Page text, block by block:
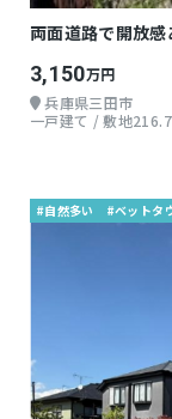
両面道路で開放
3,150万円
兵庫県三田市
一戸建て / 敷地
#自然多い #ベットタ